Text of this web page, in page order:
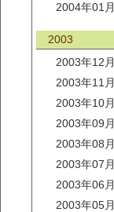
2004年01月
2003
2003年12月
2003年11月
2003年10月
2003年09月
2003年08月
2003年07月
2003年06月
2003年05月